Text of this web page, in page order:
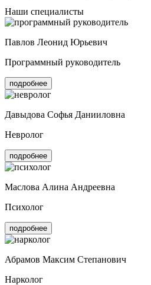
Наши специалисты
Павлов Леонид Юрьевич
Программный руководитель
подробнее
Давыдова Софья Данииловна
Невролог
подробнее
Маслова Алина Андреевна
Психолог
подробнее
Абрамов Максим Степанович
Нарколог